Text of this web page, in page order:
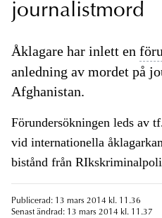
journalistmord
Åklagare har inlett en
anledning av mordet på
Afghanistan.
Förundersökningen leds av
vid internationella
bistånd från
Publicerad: 13 mars 2014 kl. 11.36
Senast ändrad: 13 mars 2014 kl. 11.37